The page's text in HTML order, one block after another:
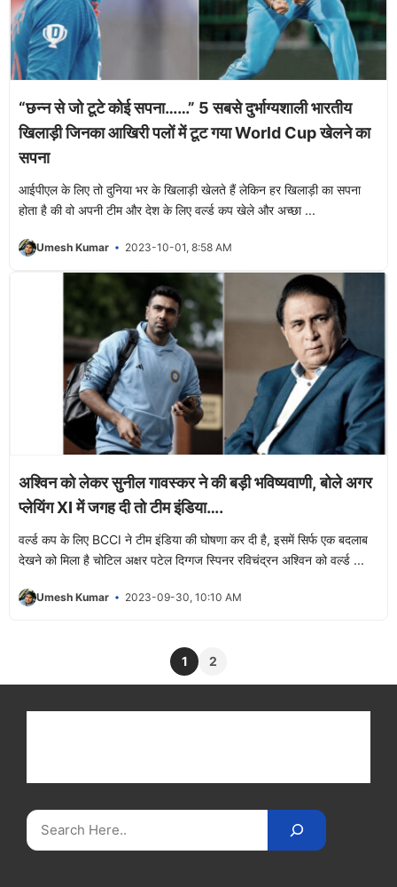
“छन्न से जो टूटे कोई सपना……” 5 सबसे दुर्भाग्यशाली भारतीय
खिलाड़ी जिनका आखिरी पलों में टूट गया World Cup खेलने का
सपना
आईपीएल के लिए तो दुनिया भर के खिलाड़ी खेलते हैं लेकिन हर खिलाड़ी का सपना
होता है की वो अपनी टीम और देश के लिए वर्ल्ड कप खेले और अच्छा ...
Umesh Kumar 2023-10-01, 8:58 AM
अश्विन को लेकर सुनील गावस्कर ने की बड़ी भविष्यवाणी, बोले अगर
प्लेयिंग XI में जगह दी तो टीम इंडिया….
वर्ल्ड कप के लिए BCCI ने टीम इंडिया की घोषणा कर दी है, इसमें सिर्फ एक बदलाब
देखने को मिला है चोटिल अक्षर पटेल दिग्गज स्पिनर रविचंद्रन अश्विन को वर्ल्ड ...
Umesh Kumar 2023-09-30, 10:10 AM
1 2
Search